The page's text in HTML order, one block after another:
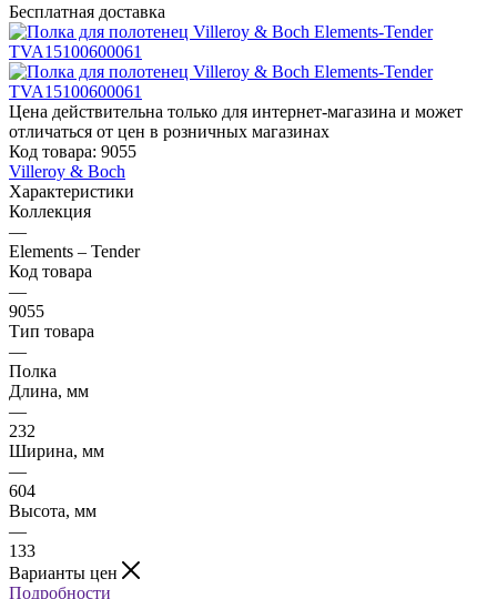
Бесплатная доставка
Цена действительна только для интернет-магазина и может
отличаться от цен в розничных магазинах
Код товара: 9055
Villeroy & Boch
Характеристики
Коллекция
—
Elements – Tender
Код товара
—
9055
Тип товара
—
Полка
Длина, мм
—
232
Ширина, мм
—
604
Высота, мм
—
133
Варианты цен
Подробности